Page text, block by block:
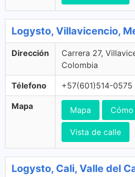
Logysto, Villavicencio,
Dirección
Carrera 27,
Colombia
Télefono +57(601)514-0575
Mapa Mapa
Vista de calle
Logysto, Cali, Valle del